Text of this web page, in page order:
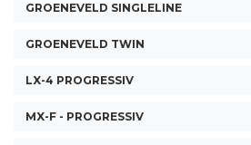
GROENEVELD SINGLELINE
GROENEVELD TWIN
LX-4 PROGRESSIV
MX-F - PROGRESSIV